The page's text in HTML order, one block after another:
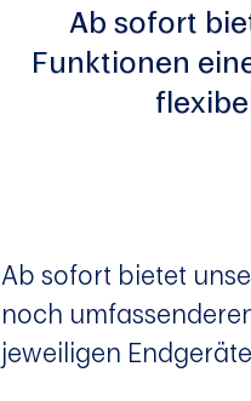
Ab sofort
Funktionen
Ab sofort bietet
noch
jeweiligen